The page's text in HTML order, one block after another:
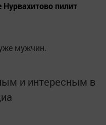
пилит
мужчин.
и интересным в